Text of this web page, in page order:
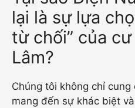
lại là sự lựa
từ chối” của
Lâm?
Chúng tôi không chỉ
mang đến sự khác biệt